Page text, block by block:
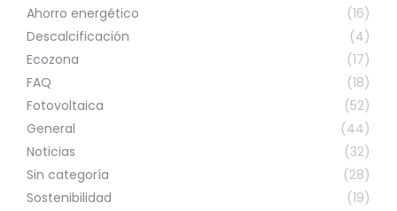
Ahorro energético
(16)
Descalcificación
(4)
Ecozona
(17)
FAQ
(18)
Fotovoltaica
(52)
General
(44)
Noticias
(32)
Sin categoría
(28)
Sostenibilidad
(19)